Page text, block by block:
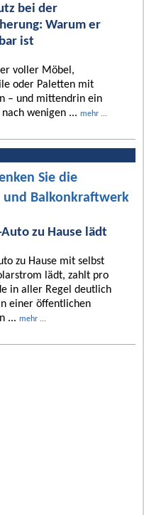
bei der
Warum er
ist
voller Möbel,
oder Paletten mit
– und mittendrin ein
wenigen ... mehr ...
Sie die
und Balkonkraftwerk
zu Hause lädt
zu Hause mit selbst
lädt, zahlt pro
in aller Regel deutlich
einer öffentlichen
... mehr ...